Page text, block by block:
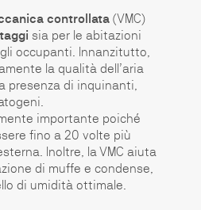
controllata (VMC)
sia per le abitazioni
occupanti. Innanzitutto,
la qualità dell’aria
presenza di inquinanti,
importante poiché
fino a 20 volte più
Inoltre, la VMC aiuta
di muffe e condense,
di umidità ottimale.